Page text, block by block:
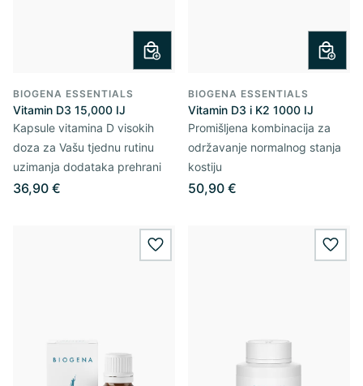
BIOGENA ESSENTIALS
Vitamin D3 15,000 IJ
Kapsule vitamina D visokih
doza za Vašu tjednu rutinu
uzimanja dodataka prehrani
36,90 €
BIOGENA ESSENTIALS
Vitamin D3 i K2 1000 IJ
Promišljena kombinacija za
održavanje normalnog stanja
kostiju
50,90 €
wishlist.add